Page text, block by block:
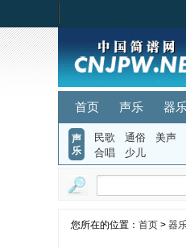
首页 声乐 器
声
乐
民歌 通俗
美声
合唱
少儿
您所在的位置： 首页 > 器